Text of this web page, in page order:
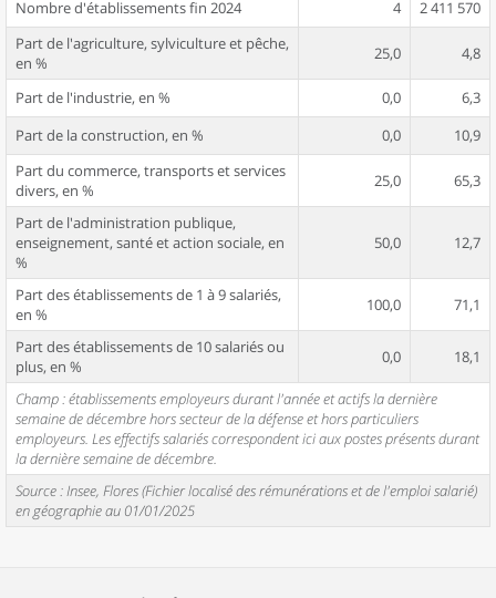
Nombre d'établissements fin 2024
4
2 411 570
Part de l'agriculture, sylviculture et pêche,
en %
25,0 4,8
Part de l'industrie, en % 0,0
6,3
Part de la construction, en %
0,0
10,9
Part du commerce, transports et services
divers, en %
25,0 65,3
Part de l'administration publique,
enseignement, santé et action sociale, en
%
50,0 12,7
Part des établissements de 1 à 9 salariés,
en %
100,0 71,1
Part des établissements de 10 salariés ou
plus, en %
0,0 18,1
Champ : établissements employeurs durant l'année et actifs la dernière
semaine de décembre hors secteur de la défense et hors particuliers
employeurs. Les effectifs salariés correspondent ici aux postes présents durant
la dernière semaine de décembre.
Source : Insee, Flores (Fichier localisé des rémunérations et de l'emploi salarié)
en géographie au 01/01/2025